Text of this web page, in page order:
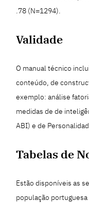
.78 (N=1294).
Validade
O manual técnico
conteúdo, de
exemplo: análise
medidas de de
ABI) e de
Tabelas de
Estão disponíveis as
população